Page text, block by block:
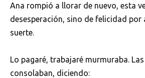
Ana rompió a llorar de nuevo, esta
desesperación, sino de felicidad por
suerte.
Lo pagaré, trabajaré murmuraba.
consolaban, diciendo: